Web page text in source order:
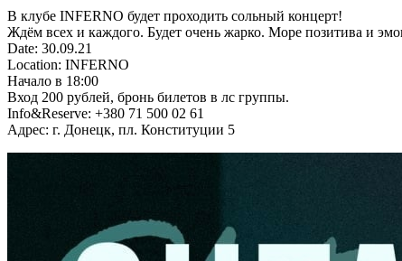
В клубе INFERNO будет проходить сольный концерт!
Ждём всех и каждого. Будет очень жарко. Море позитива и
Date: 30.09.21
Location: INFERNO
Начало в 18:00
Вход 200 рублей, бронь билетов в лс группы.
Info&Reserve: +380 71 500 02 61
Адрес: г. Донецк, пл. Конституции 5